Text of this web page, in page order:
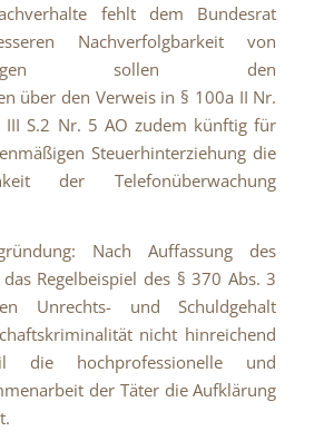
fehlt dem Bundesrat
Nachverfolgbarkeit von
sollen den
über den Verweis in § 100a II Nr.
III S.2 Nr. 5 AO zudem künftig für
Steuerhinterziehung die
der Telefonüberwachung
Nach Auffassung des
Regelbeispiel des § 370 Abs. 3
Unrechts- und Schuldgehalt
nicht hinreichend
die hochprofessionelle und
der Täter die Aufklärung